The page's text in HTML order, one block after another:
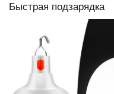
Быстрая подзарядка